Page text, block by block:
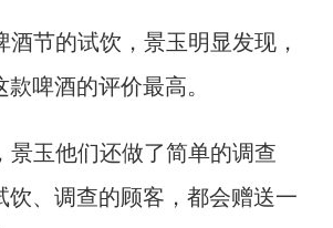
酒节的试饮，景玉明显发现，
啤酒的评价最高。
景玉他们还做了简单的调查
饮、调查的顾客，都会赠送一